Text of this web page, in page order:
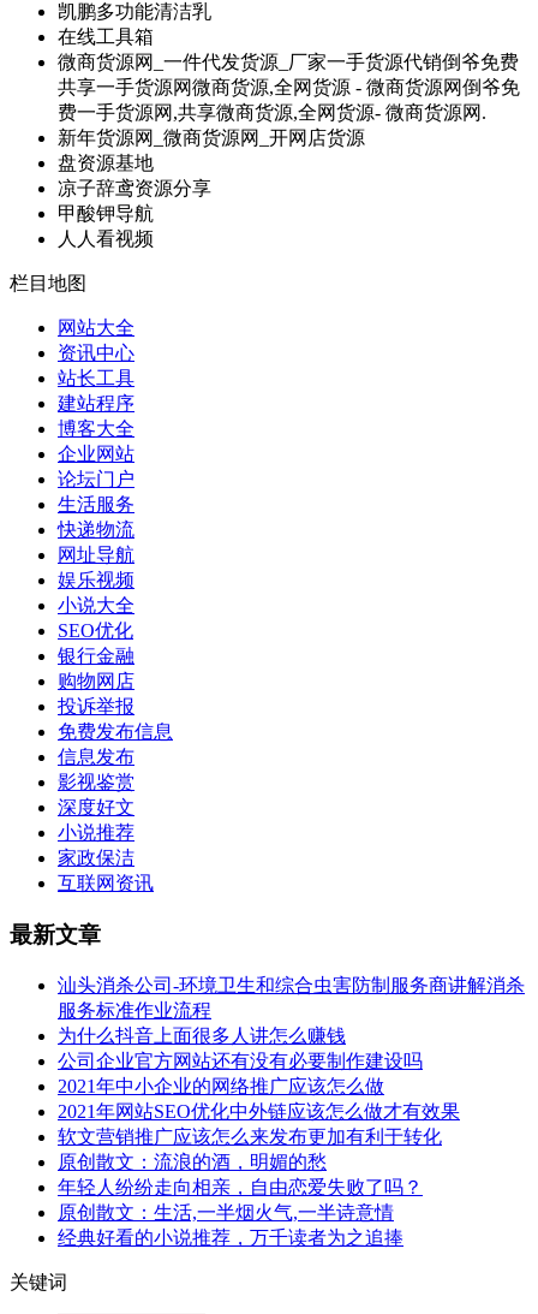
凯鹏多功能清洁乳
在线工具箱
微商货源网_一件代发货源_厂家一手货源代销倒爷免费
共享一手货源网微商货源,全网货源 - 微商货源网倒爷免
费一手货源网,共享微商货源,全网货源- 微商货源网.
新年货源网_微商货源网_开网店货源
盘资源基地
凉子辞鸢资源分享
甲酸钾导航
人人看视频
栏目地图
网站大全
资讯中心
站长工具
建站程序
博客大全
企业网站
论坛门户
生活服务
快递物流
网址导航
娱乐视频
小说大全
SEO优化
银行金融
购物网店
投诉举报
免费发布信息
信息发布
影视鉴赏
深度好文
小说推荐
家政保洁
互联网资讯
最新文章
汕头消杀公司-环境卫生和综合虫害防制服务商讲解消杀
服务标准作业流程
为什么抖音上面很多人讲怎么赚钱
公司企业官方网站还有没有必要制作建设吗
2021年中小企业的网络推广应该怎么做
2021年网站SEO优化中外链应该怎么做才有效果
软文营销推广应该怎么来发布更加有利于转化
原创散文：流浪的酒，明媚的愁
年轻人纷纷走向相亲，自由恋爱失败了吗？
原创散文：生活,一半烟火气,一半诗意情
经典好看的小说推荐，万千读者为之追捧
关键词